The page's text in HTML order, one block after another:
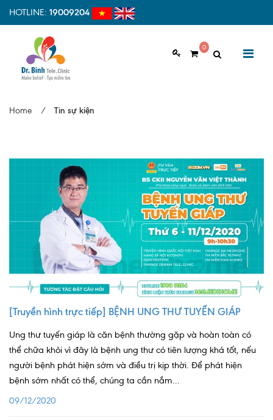
HOTLINE: 19009204
0
TRANG CHỦ
Vì sao nên chọn Dr.Binh Tele_Clinic
Đội ngũ y bác sĩ
Cơ sở vật chất
Hợp tác quốc tế
Quy trình khám bệnh tại Dr. Binh
Quy trình khám BHYT
TIN TỨC
Thông tin y tế
Tin sự kiện
Home / Tin sự kiện
[Truyền hình trực tiếp] BỆNH UNG THƯ TUYẾN GIÁP
Ung thư tuyến giáp là căn bệnh thường gặp và hoàn toàn có
thể chữa khỏi vì đây là bệnh ung thư có tiên lượng khá tốt, nếu
người bệnh phát hiện sớm và điều trị kịp thời. Để phát hiện
bệnh sớm nhất có thể, chúng ta cần nắm...
09/12/2020